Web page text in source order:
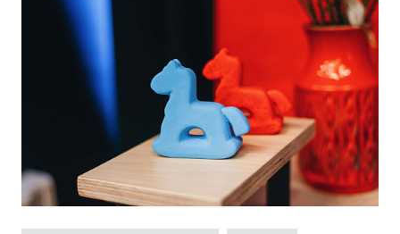
О школе
Новости
Преподаватели
Лицензии и аккредитации
Для прессы
Ресурсы